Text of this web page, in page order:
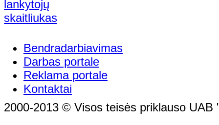
Bendradarbiavimas
Darbas portale
Reklama portale
Kontaktai
2000-2013 © Visos teisės priklauso UAB